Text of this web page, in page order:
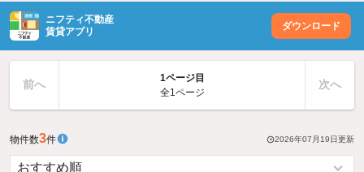
ニフティ不動産
賃貸アプリ
ダウンロード
前へ
1ページ目
全1ページ
次へ
物件数3件 2026年07月19日更新